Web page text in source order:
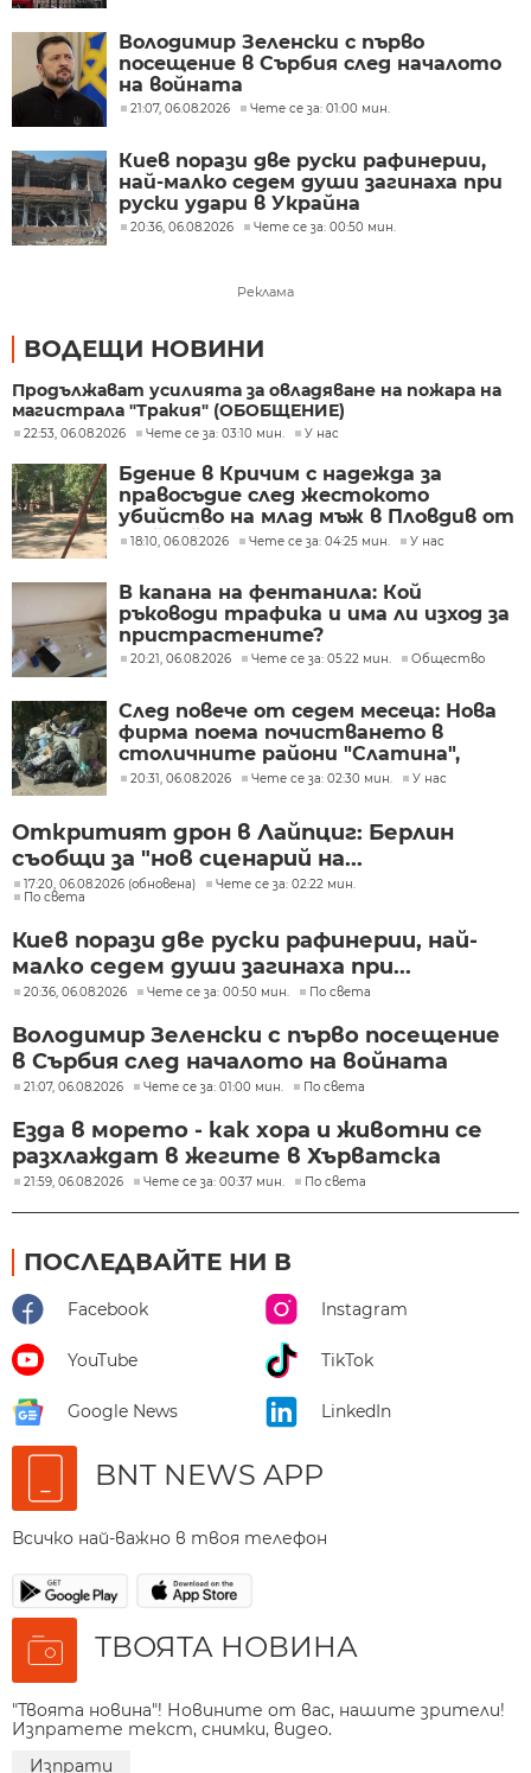
Володимир Зеленски с първо
посещение в Сърбия след началото
на войната
21:07, 06.08.2026 Чете се за: 01:00 мин.
Киев порази две руски рафинерии,
най-малко седем души загинаха при
руски удари в Украйна
20:36, 06.08.2026 Чете се за: 00:50 мин.
Реклама
ВОДЕЩИ НОВИНИ
Продължават усилията за овладяване на пожара на
магистрала "Тракия" (ОБОБЩЕНИЕ)
22:53, 06.08.2026 Чете се за: 03:10 мин. У нас
Бдение в Кричим с надежда за
правосъдие след жестокото
убийство на млад мъж в Пловдив от
тийнейджъри
18:10, 06.08.2026 Чете се за: 04:25 мин. У нас
В капана на фентанила: Кой
ръководи трафика и има ли изход за
пристрастените?
20:21, 06.08.2026 Чете се за: 05:22 мин. Общество
След повече от седем месеца: Нова
фирма поема почистването в
столичните райони "Слатина",
"Подуяне" и "Изгрев"
20:31, 06.08.2026 Чете се за: 02:30 мин. У нас
Откритият дрон в Лайпциг: Берлин
съобщи за "нов сценарий на...
17:20, 06.08.2026 (обновена)
Чете се за: 02:22 мин.
По света
Киев порази две руски рафинерии, най-
малко седем души загинаха при...
20:36, 06.08.2026 Чете се за: 00:50 мин. По света
Володимир Зеленски с първо посещение
в Сърбия след началото на войната
21:07, 06.08.2026 Чете се за: 01:00 мин. По света
Езда в морето - как хора и животни се
разхлаждат в жегите в Хърватска
21:59, 06.08.2026 Чете се за: 00:37 мин. По света
ПОСЛЕДВАЙТЕ НИ В
Facebook Instagram
YouTube TikTok
Google News LinkedIn
BNT NEWS APP
Всичко най-важно в твоя телефон
ТВОЯТА НОВИНА
"Твоята новина"! Новините от вас, нашите зрители!
Изпратете текст, снимки, видео.
Изпрати